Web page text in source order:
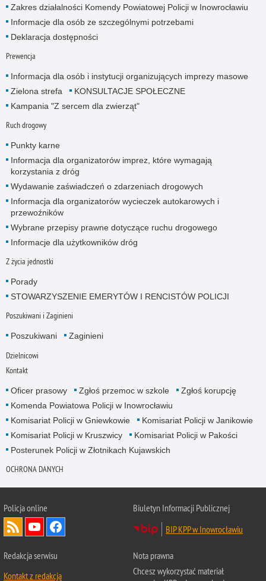
Zakres działalności Komendy Powiatowej Policji w Inowrocławiu
Informacje dla osób ze szczególnymi potrzebami
Deklaracja dostępności
Prewencja
Informacja dla osób i instytucji organizujących imprezy masowe
Zielona strefa
KONSULTACJE SPOŁECZNE
Kampania "Z sercem dla zwierząt"
Ruch drogowy
Punkty karne
Informacja dla organizatorów imprez, które wymagają
korzystania z dróg
Wydawanie zaświadczeń o zdarzeniach drogowych
Informacja dla organizatorów wycieczek autokarowych i
przewoźników
Wybrane przepisy prawne dotyczące ruchu drogowego
Informacje dla użytkowników dróg
Z życia jednostki
Porady
STOWARZYSZENIE EMERYTÓW I RENCISTÓW POLICJI
Poszukiwani i Zaginieni
Poszukiwani Zaginieni
Dzielnicowi
Kontakt
Oficer prasowy Zgłoś przemoc w szkole
Zgłoś korupcję
Komenda Powiatowa Policji w Inowrocławiu
Komisariat Policji w Gniewkowie
Komisariat Policji w Janikowie
Komisariat Policji w Kruszwicy
Komisariat Policji w Pakości
Posterunek Policji w Złotnikach Kujawskich
OCHRONA DANYCH
Policja online
Biuletyn Informacji Publicznej
BIP KPP w Inowrocławiu
Redakcja serwisu
Kontakt z redakcją
Nota prawna
Chcesz wykorzystać materiał